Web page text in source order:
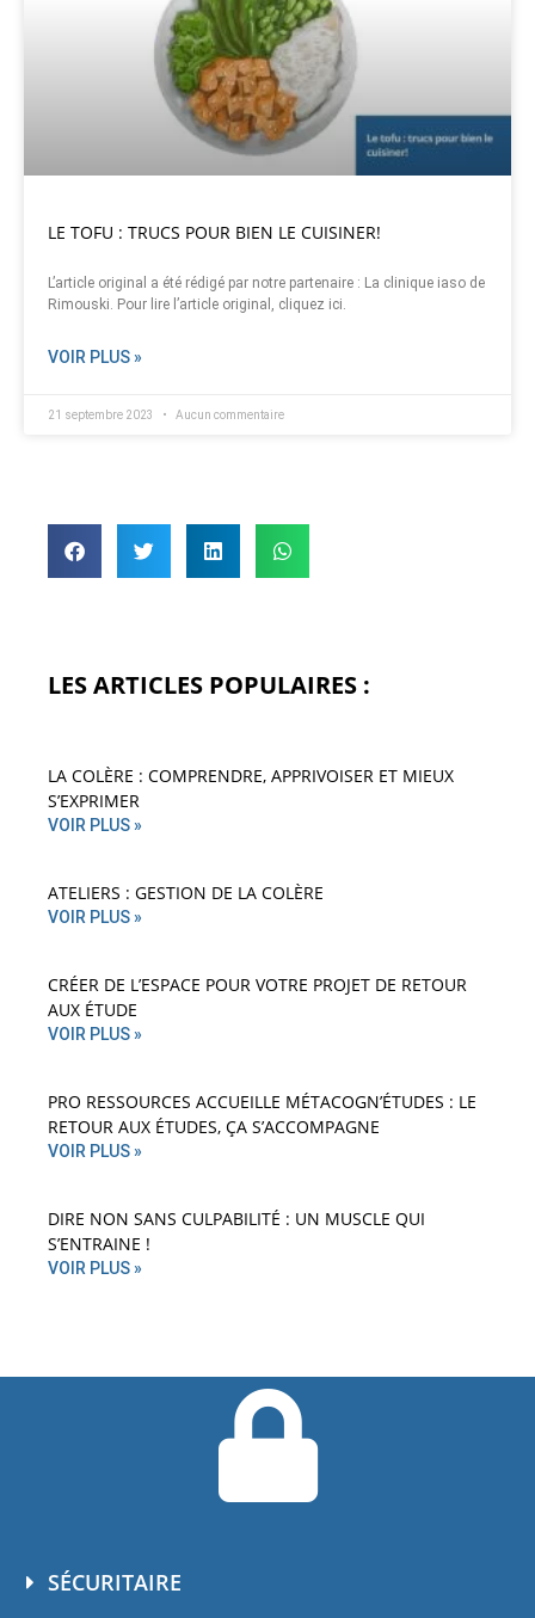
LE TOFU : TRUCS POUR BIEN LE CUISINER!
L’article original a été rédigé par notre partenaire : La clinique iaso de
Rimouski. Pour lire l’article original, cliquez ici.
VOIR PLUS »
21 septembre 2023 Aucun commentaire
LES ARTICLES POPULAIRES :
LA COLÈRE : COMPRENDRE, APPRIVOISER ET MIEUX
S’EXPRIMER
VOIR PLUS »
ATELIERS : GESTION DE LA COLÈRE
VOIR PLUS »
CRÉER DE L’ESPACE POUR VOTRE PROJET DE RETOUR
AUX ÉTUDE
VOIR PLUS »
PRO RESSOURCES ACCUEILLE MÉTACOGN’ÉTUDES : LE
RETOUR AUX ÉTUDES, ÇA S’ACCOMPAGNE
VOIR PLUS »
DIRE NON SANS CULPABILITÉ : UN MUSCLE QUI
S’ENTRAINE !
VOIR PLUS »
SÉCURITAIRE